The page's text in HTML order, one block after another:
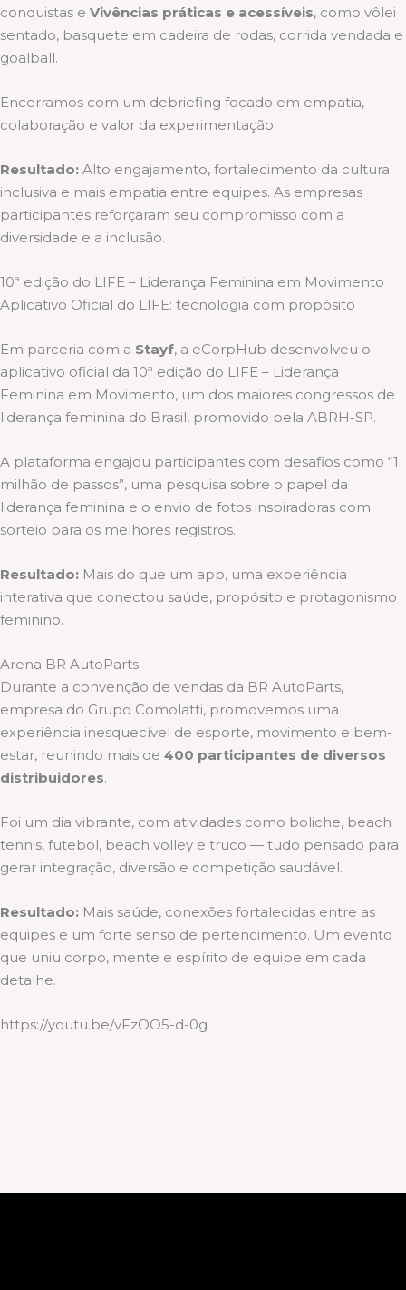
conquistas e Vivências práticas e acessíveis, como vôlei
sentado, basquete em cadeira de rodas, corrida vendada e
goalball.
Encerramos com um debriefing focado em empatia,
colaboração e valor da experimentação.
Resultado: Alto engajamento, fortalecimento da cultura
inclusiva e mais empatia entre equipes. As empresas
participantes reforçaram seu compromisso com a
diversidade e a inclusão.
10ª edição do LIFE – Liderança Feminina em Movimento
Aplicativo Oficial do LIFE: tecnologia com propósito
Em parceria com a Stayf, a eCorpHub desenvolveu o
aplicativo oficial da 10ª edição do LIFE – Liderança
Feminina em Movimento, um dos maiores congressos de
liderança feminina do Brasil, promovido pela ABRH-SP.
A plataforma engajou participantes com desafios como “1
milhão de passos”, uma pesquisa sobre o papel da
liderança feminina e o envio de fotos inspiradoras com
sorteio para os melhores registros.
Resultado: Mais do que um app, uma experiência
interativa que conectou saúde, propósito e protagonismo
feminino.
Arena BR AutoParts
Durante a convenção de vendas da BR AutoParts,
empresa do Grupo Comolatti, promovemos uma
experiência inesquecível de esporte, movimento e bem-
estar, reunindo mais de 400 participantes de diversos
distribuidores.
Foi um dia vibrante, com atividades como boliche, beach
tennis, futebol, beach volley e truco — tudo pensado para
gerar integração, diversão e competição saudável.
Resultado: Mais saúde, conexões fortalecidas entre as
equipes e um forte senso de pertencimento. Um evento
que uniu corpo, mente e espírito de equipe em cada
detalhe.
https://youtu.be/vFzOO5-d-0g